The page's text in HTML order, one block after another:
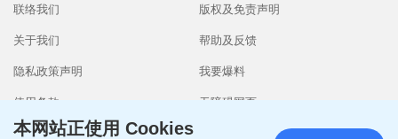
联络我们
关于我们
隐私政策声明
使用条款
版权及免责声明
帮助及反馈
我要爆料
无障碍网页
本网站正使用 Cookies